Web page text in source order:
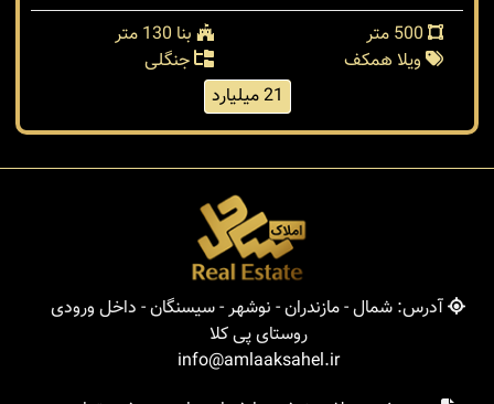
بنا 130 متر
ویلا همکف
جنگلی
21 میلیارد
آدرس: شمال - مازندران - نوشهر - سیسنگان - داخل ورودی
روستای پی کلا
info@amlaaksahel.ir